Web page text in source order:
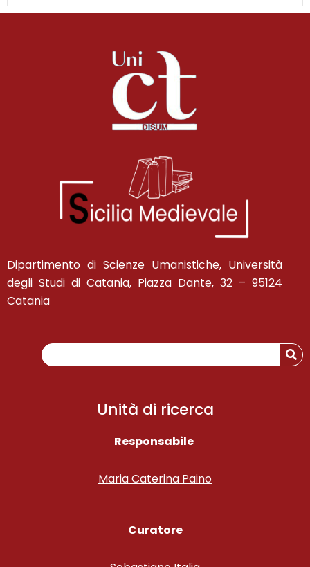
Dipartimento di Scienze Umanistiche, Università
degli Studi di Catania, Piazza Dante, 32 – 95124
Catania
Unità di ricerca
Responsabile
Maria Caterina Paino
Curatore